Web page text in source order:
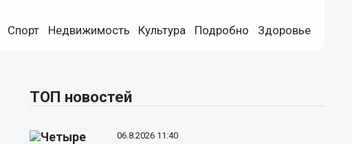
Спорт Недвижимость Культура Подробно Здоровье
ТОП новостей
06.8.2026 11:40